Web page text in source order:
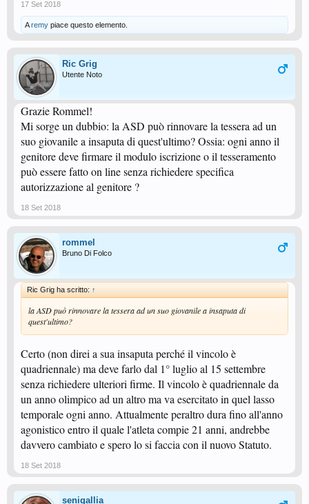
17 Set 2018
Aremy piace questo elemento.
Ric Grig
Utente Noto
Grazie Rommel!
Mi sorge un dubbio: la ASD può rinnovare la tessera ad un
suo giovanile a insaputa di quest'ultimo? Ossia: ogni anno il
genitore deve firmare il modulo iscrizione o il tesseramento
può essere fatto on line senza richiedere specifica
autorizzazione al genitore ?
18 Set 2018
rommel
Bruno Di Folco
Ric Grig ha scritto: ↑
la ASD può rinnovare la tessera ad un suo giovanile a insaputa di
quest'ultimo?
Certo (non direi a sua insaputa perché il vincolo è
quadriennale) ma deve farlo dal 1° luglio al 15 settembre
senza richiedere ulteriori firme. Il vincolo è quadriennale da
un anno olimpico ad un altro ma va esercitato in quel lasso
temporale ogni anno. Attualmente peraltro dura fino all'anno
agonistico entro il quale l'atleta compie 21 anni, andrebbe
davvero cambiato e spero lo si faccia con il nuovo Statuto.
18 Set 2018
senigallia